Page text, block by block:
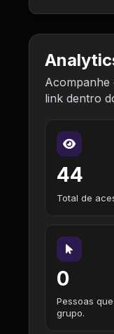
Acompanhe
link dentro
44
Total de
0
Pessoas
grupo.